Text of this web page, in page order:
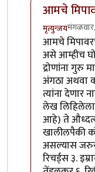
आमचे
मृत्युन्जय
In reply to
आमचे
असे आम्हीच
द्रोणांना गुरु
अंगठा अथवा
त्यांना देणार
लेख
आहे) ते
खालीलपैकी
असल्यास
रिचर्ड्स ३.